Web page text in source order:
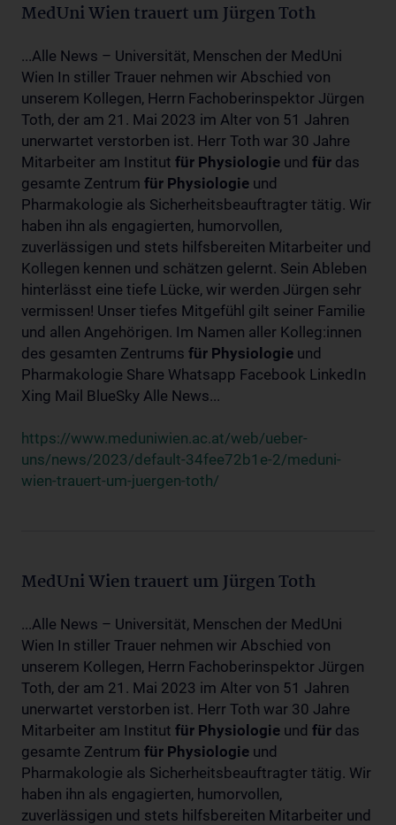
MedUni Wien trauert um Jürgen Toth
...Alle News – Universität, Menschen der MedUni
Wien In stiller Trauer nehmen wir Abschied von
unserem Kollegen, Herrn Fachoberinspektor Jürgen
Toth, der am 21. Mai 2023 im Alter von 51 Jahren
unerwartet verstorben ist. Herr Toth war 30 Jahre
Mitarbeiter am Institut für Physiologie und für das
gesamte Zentrum für Physiologie und
Pharmakologie als Sicherheitsbeauftragter tätig. Wir
haben ihn als engagierten, humorvollen,
zuverlässigen und stets hilfsbereiten Mitarbeiter und
Kollegen kennen und schätzen gelernt. Sein Ableben
hinterlässt eine tiefe Lücke, wir werden Jürgen sehr
vermissen! Unser tiefes Mitgefühl gilt seiner Familie
und allen Angehörigen. Im Namen aller Kolleg:innen
des gesamten Zentrums für Physiologie und
Pharmakologie Share Whatsapp Facebook LinkedIn
Xing Mail BlueSky Alle News...
https://www.meduniwien.ac.at/web/ueber-
uns/news/2023/default-34fee72b1e-2/meduni-
wien-trauert-um-juergen-toth/
MedUni Wien trauert um Jürgen Toth
...Alle News – Universität, Menschen der MedUni
Wien In stiller Trauer nehmen wir Abschied von
unserem Kollegen, Herrn Fachoberinspektor Jürgen
Toth, der am 21. Mai 2023 im Alter von 51 Jahren
unerwartet verstorben ist. Herr Toth war 30 Jahre
Mitarbeiter am Institut für Physiologie und für das
gesamte Zentrum für Physiologie und
Pharmakologie als Sicherheitsbeauftragter tätig. Wir
haben ihn als engagierten, humorvollen,
zuverlässigen und stets hilfsbereiten Mitarbeiter und